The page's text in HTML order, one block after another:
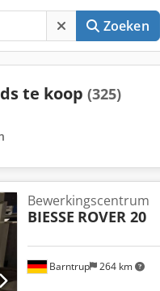
Zoeken
te koop (325)
Barntrup 264 km
Bewerkingscentrum
BIESSE ROVER 20